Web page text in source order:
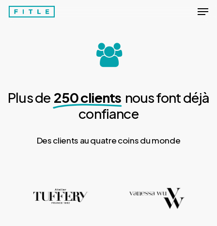
Skip
Plus de 250 clients nous font déjà
confiance
Des clients au quatre coins du monde